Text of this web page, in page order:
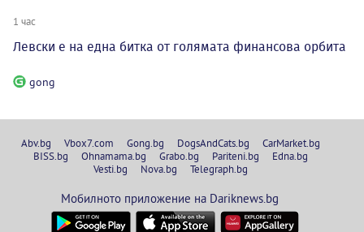
1 час
Левски е на една битка от голямата финансова орбита
gong
Abv.bg Vbox7.com Gong.bg DogsAndCats.bg
CarMarket.bg
BISS.bg
Ohnamama.bg Grabo.bg Pariteni.bg
Edna.bg
Vesti.bg
Nova.bg Telegraph.bg
Мобилното приложение на Dariknews.bg